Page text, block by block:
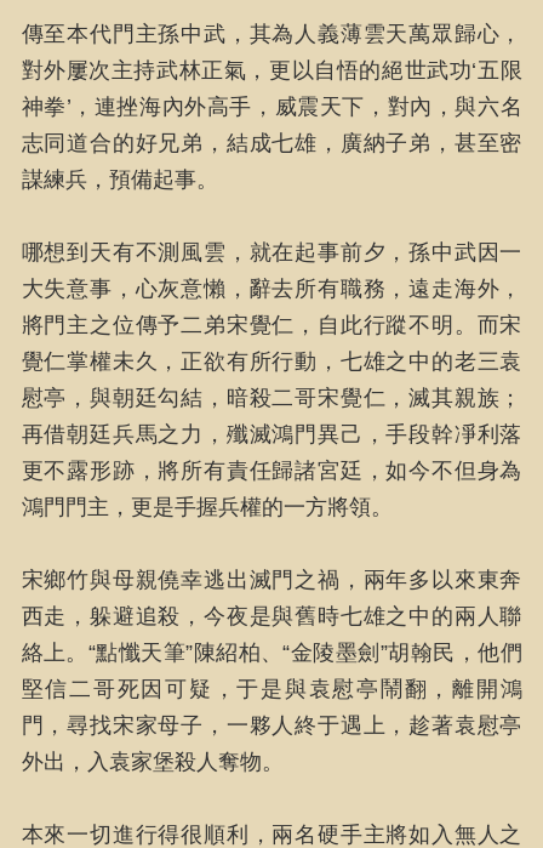
傳至本代門主孫中武，其為人義薄雲天萬眾歸心，
對外屢次主持武林正氣，更以自悟的絕世武功‘五限
神拳’，連挫海內外高手，威震天下，對內，與六名
志同道合的好兄弟，結成七雄，廣納子弟，甚至密
謀練兵，預備起事。
哪想到天有不測風雲，就在起事前夕，孫中武因一
大失意事，心灰意懶，辭去所有職務，遠走海外，
將門主之位傳予二弟宋覺仁，自此行蹤不明。而宋
覺仁掌權未久，正欲有所行動，七雄之中的老三袁
慰亭，與朝廷勾結，暗殺二哥宋覺仁，滅其親族；
再借朝廷兵馬之力，殲滅鴻門異己，手段幹凈利落
更不露形跡，將所有責任歸諸宮廷，如今不但身為
鴻門門主，更是手握兵權的一方將領。
宋鄉竹與母親僥幸逃出滅門之禍，兩年多以來東奔
西走，躲避追殺，今夜是與舊時七雄之中的兩人聯
絡上。“點懺天筆”陳紹柏、“金陵墨劍”胡翰民，他們
堅信二哥死因可疑，于是與袁慰亭鬧翻，離開鴻
門，尋找宋家母子，一夥人終于遇上，趁著袁慰亭
外出，入袁家堡殺人奪物。
本來一切進行得很順利，兩名硬手主將如入無人之